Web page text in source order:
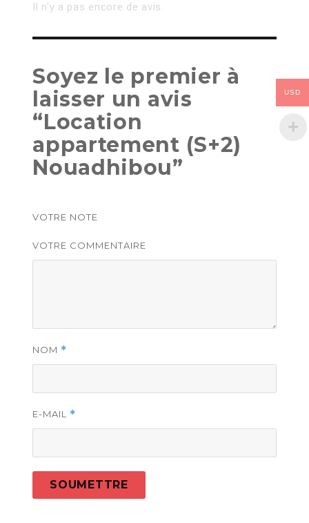
Il n'y a pas encore de avis.
Soyez le premier à
laisser un avis
“Location
appartement (S+2)
Nouadhibou”
VOTRE NOTE
VOTRE COMMENTAIRE
NOM *
E-MAIL *
USD